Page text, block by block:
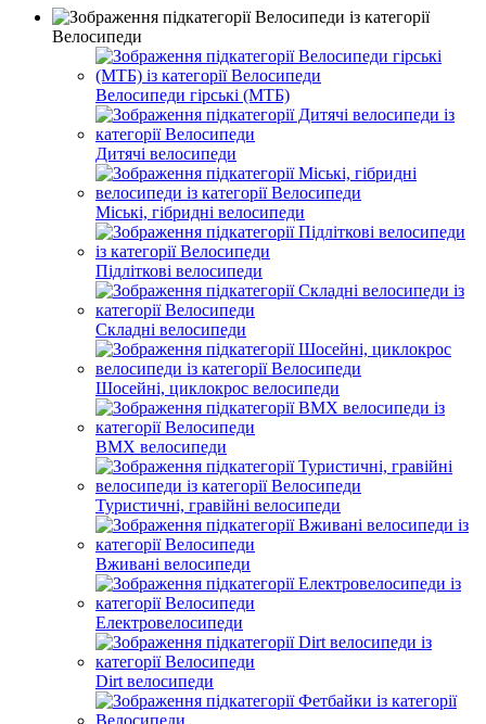
Велосипеди
Велосипеди гірські (МТБ)
Дитячі велосипеди
Міські, гібридні велосипеди
Підліткові велосипеди
Складні велосипеди
Шосейні, циклокрос велосипеди
BMX велосипеди
Туристичні, гравійні велосипеди
Вживані велосипеди
Електровелосипеди
Dirt велосипеди